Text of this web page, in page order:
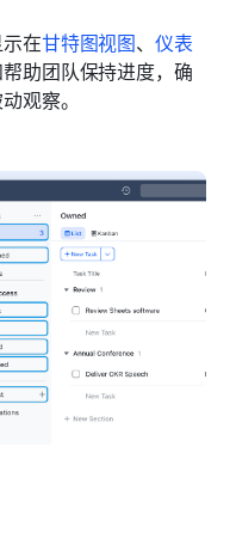
在甘特图视图、仪表
助团队保持进度，确
观察。